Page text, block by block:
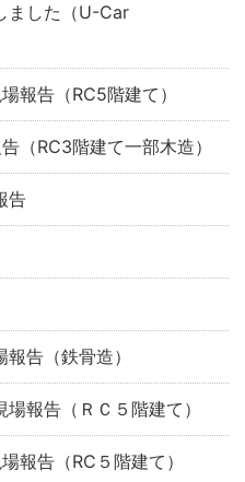
ました（U-Car
報告（RC5階建て）
（RC3階建て一部木造）
告
告（鉄骨造）
報告（ＲＣ５階建て）
報告（RC５階建て）